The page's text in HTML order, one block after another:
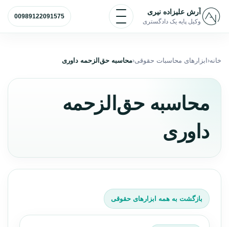
پرش به محتوا
آرش علیزاده نیری
وکیل پایه یک دادگستری
باز و بسته کردن منو
00989122091575
خانه ابزارهای محاسبات حقوقی محاسبه حق‌الزحمه داوری
محاسبه حق‌الزحمه
داوری
بازگشت به همه ابزارهای حقوقی